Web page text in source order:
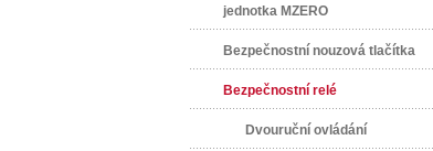
jednotka MZERO
Bezpečnostní nouzová tlačítka
Bezpečnostní relé
Dvouruční ovládání